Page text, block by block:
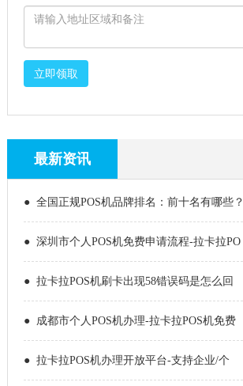
立即领取
最新资讯
● 全国正规POS机品牌排名：前十名有哪些？
● 深圳市个人POS机免费申请流程-拉卡拉PO
● 拉卡拉POS机刷卡出现58错误码是怎么回
● 成都市个人POS机办理-拉卡拉POS机免费
● 拉卡拉POS机办理开放平台-支持企业/个